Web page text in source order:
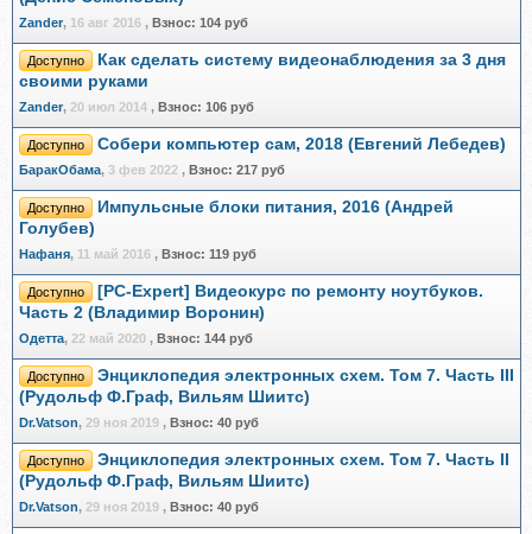
Zander, 16 авг 2016 , Взнос: 104 руб
Доступно
Как сделать систему видеонаблюдения за 3 дня
своими руками
Zander, 20 июл 2014 , Взнос: 106 руб
Доступно Собери компьютер сам, 2018 (Евгений Лебедев)
БаракОбама, 3 фев 2022 , Взнос: 217 руб
Доступно
Импульсные блоки питания, 2016 (Андрей
Голубев)
Нафаня, 11 май 2016 , Взнос: 119 руб
Доступно
[PC-Expert] Видеокурс по ремонту ноутбуков.
Часть 2 (Владимир Воронин)
Одетта, 22 май 2020 , Взнос: 144 руб
Доступно
Энциклопедия электронных схем. Том 7. Часть III
(Рудольф Ф.Граф, Вильям Шиитс)
Dr.Vatson, 29 ноя 2019 , Взнос: 40 руб
Доступно
Энциклопедия электронных схем. Том 7. Часть II
(Рудольф Ф.Граф, Вильям Шиитс)
Dr.Vatson, 29 ноя 2019 , Взнос: 40 руб